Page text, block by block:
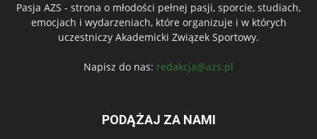
Pasja AZS - strona o młodości pełnej pasji, sporcie, studiach,
emocjach i wydarzeniach, które organizuje i w których
uczestniczy Akademicki Związek Sportowy.
Napisz do nas: redakcja@azs.pl
PODĄŻAJ ZA NAMI